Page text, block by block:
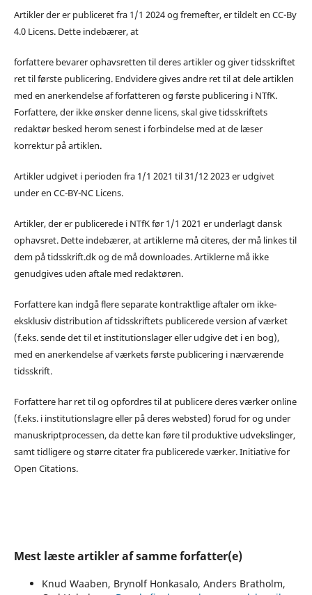
Artikler der er publiceret fra 1/1 2024 og fremefter, er tildelt en CC-By
4.0 Licens. Dette indebærer, at
forfattere bevarer ophavsretten til deres artikler og giver tidsskriftet
ret til første publicering. Endvidere gives andre ret til at dele artiklen
med en anerkendelse af forfatteren og første publicering i NTfK.
Forfattere, der ikke ønsker denne licens, skal give tidsskriftets
redaktør besked herom senest i forbindelse med at de læser
korrektur på artiklen.
Artikler udgivet i perioden fra 1/1 2021 til 31/12 2023 er udgivet
under en CC-BY-NC Licens.
Artikler, der er publicerede i NTfK før 1/1 2021 er underlagt dansk
ophavsret. Dette indebærer, at artiklerne må citeres, der må linkes til
dem på tidsskrift.dk og de må downloades. Artiklerne må ikke
genudgives uden aftale med redaktøren.
Forfattere kan indgå flere separate kontraktlige aftaler om ikke-
eksklusiv distribution af tidsskriftets publicerede version af værket
(f.eks. sende det til et institutionslager eller udgive det i en bog),
med en anerkendelse af værkets første publicering i nærværende
tidsskrift.
Forfattere har ret til og opfordres til at publicere deres værker online
(f.eks. i institutionslagre eller på deres websted) forud for og under
manuskriptprocessen, da dette kan føre til produktive udvekslinger,
samt tidligere og større citater fra publicerede værker. Initiative for
Open Citations.
Mest læste artikler af samme forfatter(e)
Knud Waaben, Brynolf Honkasalo, Anders Bratholm,